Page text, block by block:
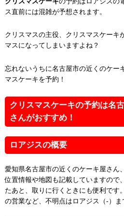
ス直前には混雑が予想されます。
クリスマスの主役、クリスマスケーキ
マスになってしまいますよね？
忘れないうちに名古屋市の近くのケー
マスケーキを予約！
クリスマスケーキの予約は名
さんがおすすめ！
ロアジスの概要
愛知県名古屋市の近くのケーキ屋さん
位置情報や地図も記載していますので
たあと、取りに行くときにも便利です
の営業など、不明点はロアジス（-）ま